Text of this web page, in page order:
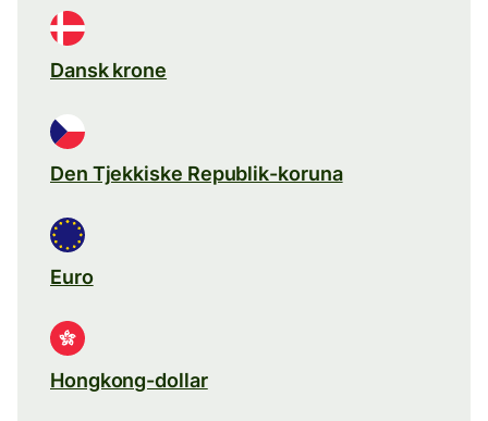
Dansk krone
Den Tjekkiske Republik-koruna
Euro
Hongkong-dollar